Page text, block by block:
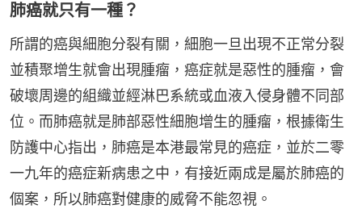
肺癌就只有一種？
所謂的癌與細胞分裂有關，細胞一旦出現不正常分裂
並積聚增生就會出現腫瘤，癌症就是惡性的腫瘤，會
破壞周邊的組織並經淋巴系統或血液入侵身體不同部
位。而肺癌就是肺部惡性細胞增生的腫瘤，根據衛生
防護中心指出，肺癌是本港最常見的癌症，並於二零
一九年的癌症新病患之中，有接近兩成是屬於肺癌的
個案，所以肺癌對健康的威脅不能忽視。